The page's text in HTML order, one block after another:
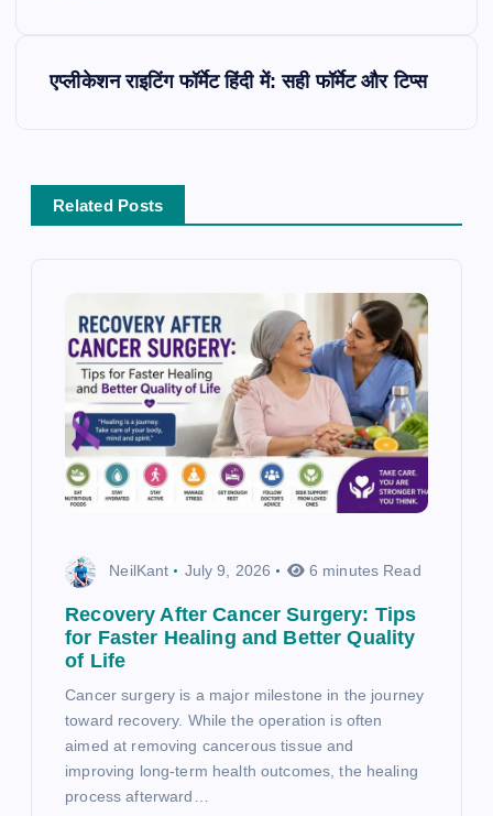
एप्लीकेशन राइटिंग फॉर्मेट हिंदी में: सही फॉर्मेट और टिप्स
Related Posts
NeilKant July 9, 2026 6 minutes Read
Recovery After Cancer Surgery: Tips
for Faster Healing and Better Quality
of Life
Cancer surgery is a major milestone in the journey
toward recovery. While the operation is often
aimed at removing cancerous tissue and
improving long-term health outcomes, the healing
process afterward…